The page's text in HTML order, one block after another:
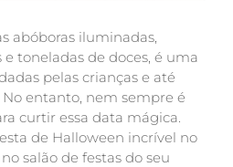
abóboras iluminadas,
e toneladas de doces, é uma
pelas crianças e até
entanto, nem sempre é
curtir essa data mágica.
de Halloween incrível no
salão de festas do seu